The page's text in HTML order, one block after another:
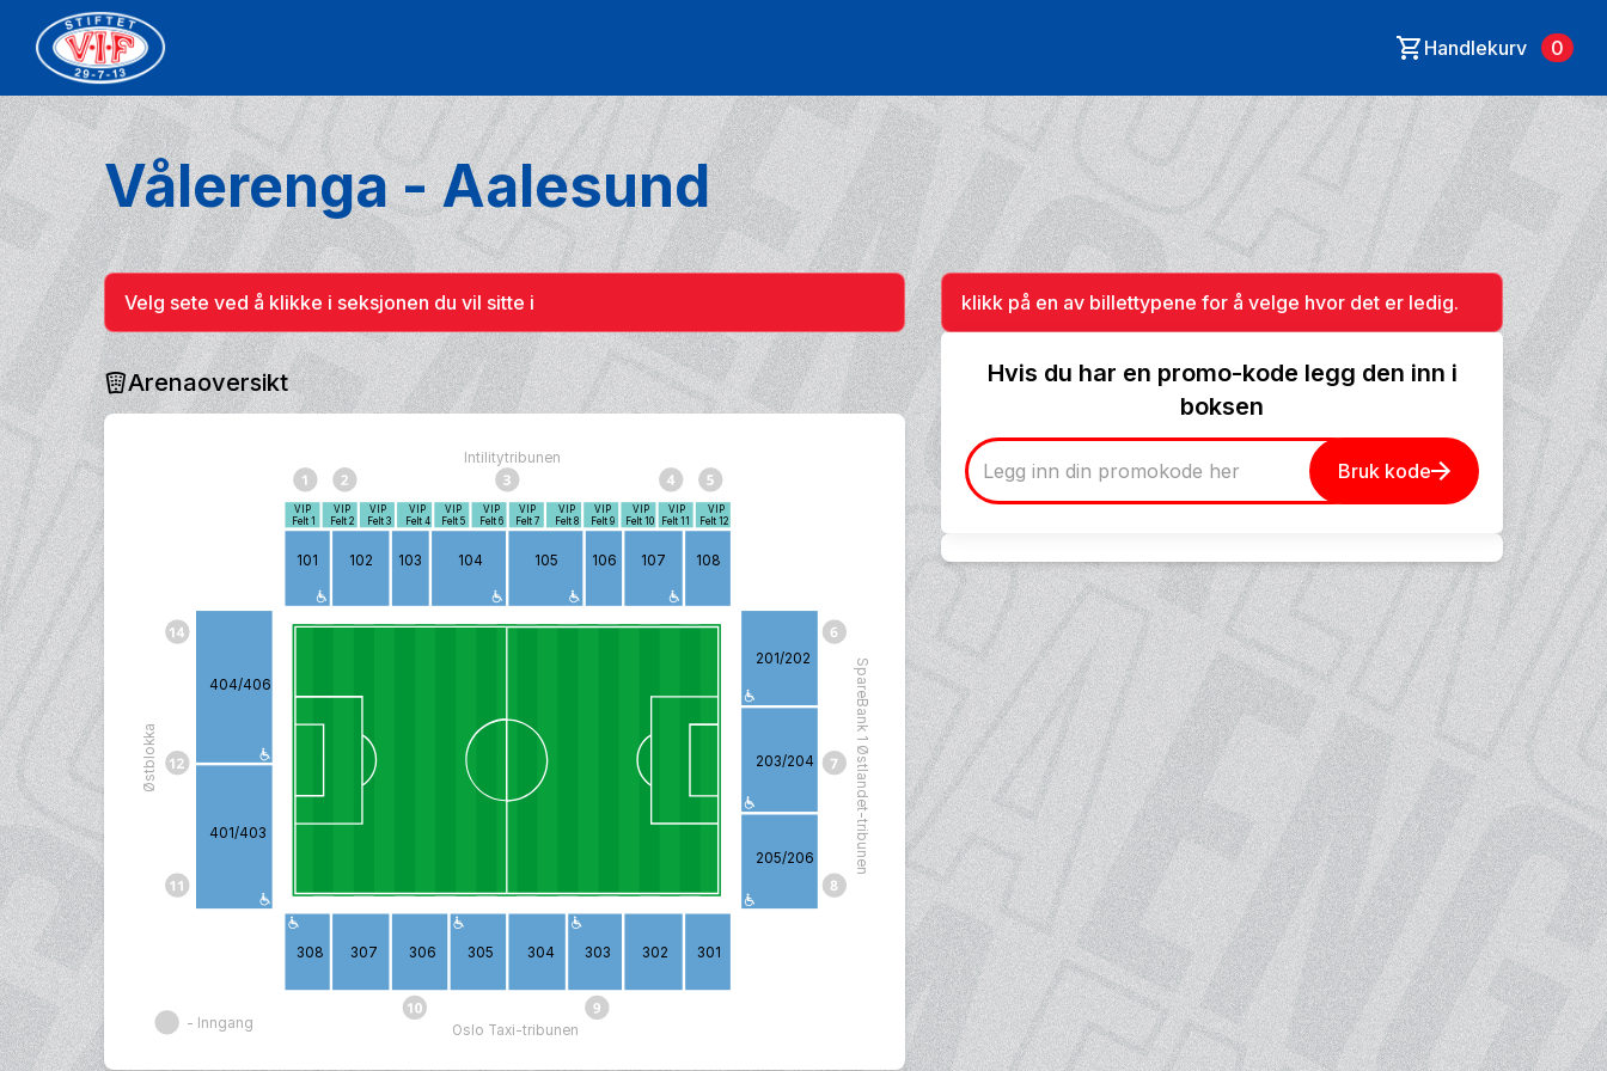
Handlekurv 0
Vålerenga - Aalesund
Velg sete ved å klikke i seksjonen du vil sitte i
Arenaoversikt
101 102 103 104 105 106 107 108
308 307 306 305 304 303 302 301
201/202
203/204
205/206
401/403
404/406
VIP
Felt 1
VIP
Felt 2
VIP
Felt 3
VIP
Felt 4
VIP
Felt 5
VIP
Felt 6
VIP
Felt 7
VIP
Felt 8
VIP
Felt 9
VIP
Felt 10
VIP
Felt 11
VIP
Felt 12
Østblokka SpareBank 1 Østlandet-tribunen
Intilitytribunen
Oslo Taxi-tribunen
- Inngang
klikk på en av billettypene for å velge hvor det er ledig.
Hvis du har en promo-kode legg den inn i
boksen
Bruk kode